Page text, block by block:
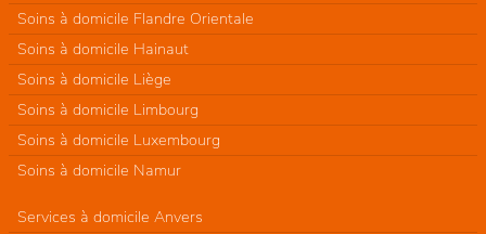
Soins à domicile Flandre Orientale
Soins à domicile Hainaut
Soins à domicile Liège
Soins à domicile Limbourg
Soins à domicile Luxembourg
Soins à domicile Namur
Services à domicile Anvers